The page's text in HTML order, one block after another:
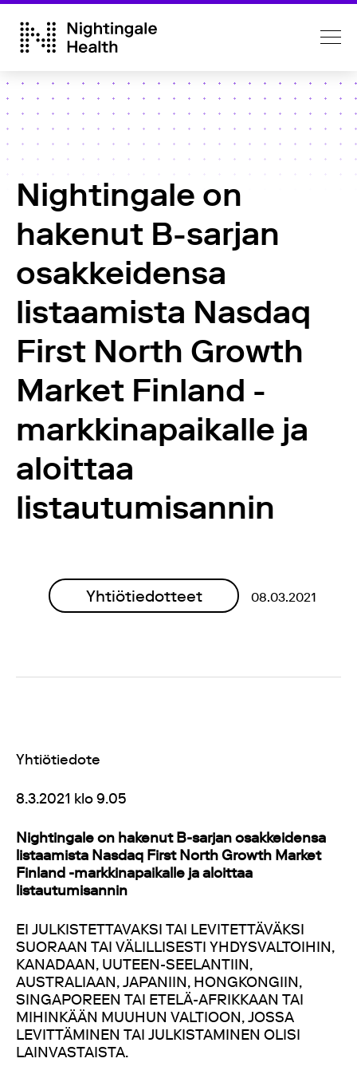
Nightingale on
hakenut B-sarjan
osakkeidensa
listaamista Nasdaq
First North Growth
Market Finland -
markkinapaikalle ja
aloittaa
listautumisannin
Yhtiötiedotteet 08.03.2021
Yhtiötiedote
8.3.2021 klo 9.05
Nightingale on hakenut B-sarjan osakkeidensa
listaamista Nasdaq First North Growth Market
Finland -markkinapaikalle ja aloittaa
listautumisannin
EI JULKISTETTAVAKSI TAI LEVITETTÄVÄKSI
SUORAAN TAI VÄLILLISESTI YHDYSVALTOIHIN,
KANADAAN, UUTEEN-SEELANTIIN,
AUSTRALIAAN, JAPANIIN, HONGKONGIIN,
SINGAPOREEN TAI ETELÄ-AFRIKKAAN TAI
MIHINKÄÄN MUUHUN VALTIOON, JOSSA
LEVITTÄMINEN TAI JULKISTAMINEN OLISI
LAINVASTAISTA.